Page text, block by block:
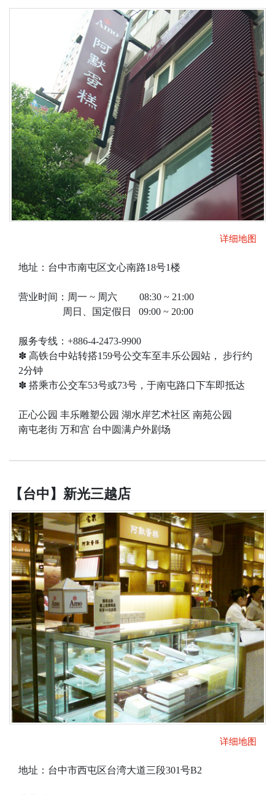
详细地图
地址：台中市南屯区文心南路18号1楼
营业时间：周一 ~ 周六 08:30 ~ 21:00
周日、国定​​假日 09:00 ~ 20:00
服务专线：+886-4-2473-9900
✽ 高铁台中站转搭159号公交车至丰乐公园站， 步行约
2分钟
✽ 搭乘市公交车53号或73号，于南屯路口下车即抵达
正心公园 丰乐雕塑公园 湖水岸艺术社区 南苑公园
南屯老街 万和宫 台中圆满户外剧场
【台中】新光三越店
详细地图
地址：台中市西屯区台湾大道三段301号B2